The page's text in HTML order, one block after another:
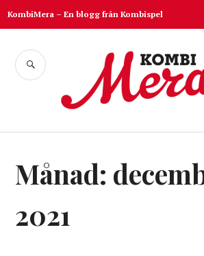
Hoppa
KombiMera – En blogg från Kombispel
SÖK
Månad:
2021